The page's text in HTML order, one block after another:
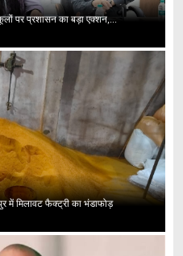
पर प्रशासन का बड़ा एक्शन,...
में मिलावट फैक्ट्री का भंडाफोड़